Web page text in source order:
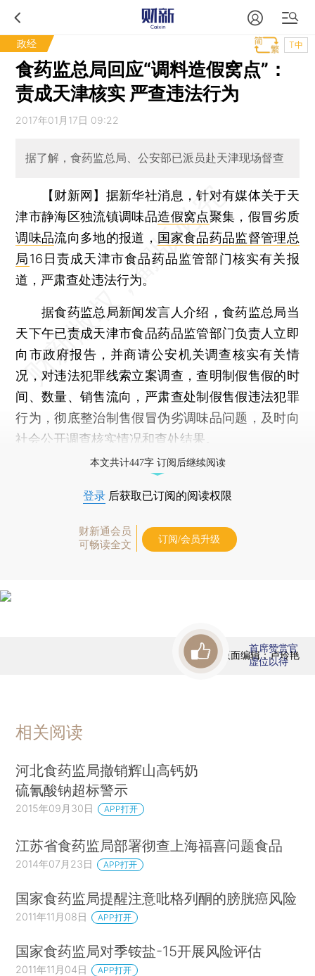
政经 T中
食药监总局回应“调料造假窝点”：
责成天津核实 严查违法行为
2017年01月17日 09:22
据了解，食药监总局、公安部已派员赴天津现场督查
【财新网】 据新华社消息，针对有媒体关于天
津市静海区独流镇调味品造假窝点聚集，假冒劣质
调味品流向多地的报道， 国家食品药品监督管理总
局16日责成天津市食品药品监管部门核实有关报
道，严肃查处违法行为。
据食药监总局新闻发言人介绍，食药监总局当
天下午已责成天津市食品药品监管部门负责人立即
向市政府报告，并商请公安机关调查核实有关情
况，对违法犯罪线索立案调查，查明制假售假的时
间、数量、销售流向，严肃查处制假售假违法犯罪
行为，彻底整治制售假冒伪劣调味品问题，及时向
社会公开调查核实情况和查处结果。
本文共计447字 订阅后继续阅读
登录 后获取已订阅的阅读权限
财新通会员
可畅读全文
订阅/会员升级
版面编辑：卢玲艳
首席赞赏官
虚位以待
相关阅读
河北食药监局撤销辉山高钙奶
硫氰酸钠超标警示
2015年09月30日 APP打开
江苏省食药监局部署彻查上海福喜问题食品
2014年07月23日 APP打开
国家食药监局提醒注意吡格列酮的膀胱癌风险
2011年11月08日 APP打开
国家食药监局对季铵盐-15开展风险评估
2011年11月04日 APP打开